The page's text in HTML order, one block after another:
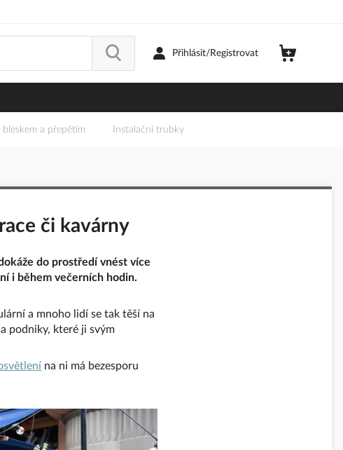
Přihlásit/Registrovat
a přepětím Instalační trubky
či kavárny
do prostředí vnést více
i během večerních hodin.
a mnoho lidí se tak těší na
podniky, které ji svým
na ni má bezesporu